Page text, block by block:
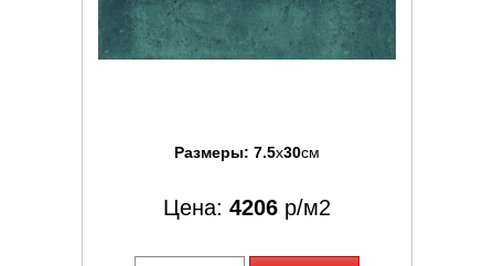
Размеры: 7.5x30см
Цена: 4206 р/м2